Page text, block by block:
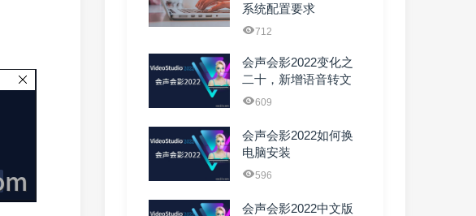
系统配置要求
712
会声会影2022变化之
二十，新增语音转文
字功能
609
会声会影2022如何换
电脑安装
596
会声会影2022中文版